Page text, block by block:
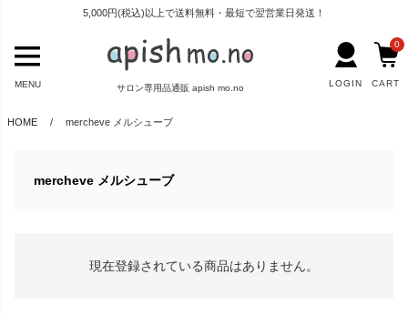
5,000円(税込)以上で送料無料・最短で翌営業日発送！
サロン専用品通販 apish mo.no
MENU LOGIN CART
0
HOME mercheve メルシューブ
mercheve メルシューブ
現在登録されている商品はありません。